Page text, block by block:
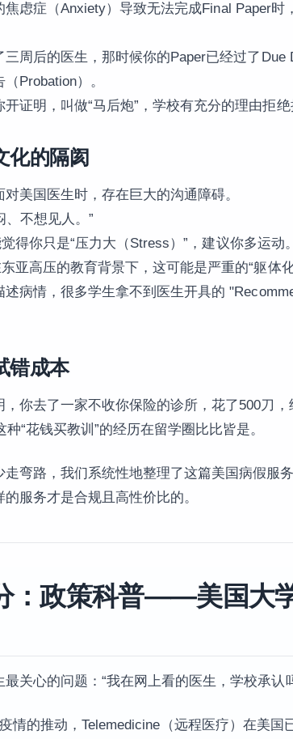
焦虑症（Anxiety）导致无法完成Final Paper
三周后的医生，那时候你的Paper已经过了
Probation）。
证明，叫做“马后炮”，学校有充分的理由拒绝
化的隔阂
美国医生时，存在巨大的沟通障碍。
、不想见人。”
得你只是“压力大（Stress）”，建议你多运动。
亚高压的教育背景下，这可能是严重的“躯体化
述病情，很多学生拿不到医生开具的
错成本
，你去了一家不收你保险的诊所，花了500刀
种“花钱买教训”的经历在留学圈比比皆是。
走弯路，我们系统性地整理了这篇美国病假服
服务才是合规且高性价比的。
：政策科普——美国大
关心的问题：“我在网上看的医生，学校承认
情的推动，Telemedicine（远程医疗）在美